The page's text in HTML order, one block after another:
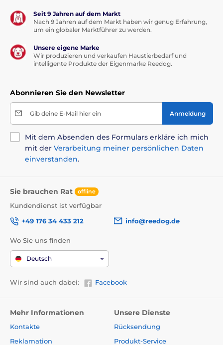
Seit 9 Jahren auf dem Markt
Nach 9 Jahren auf dem Markt haben wir genug Erfahrung,
um ein globaler Marktführer zu werden.
Unsere eigene Marke
Wir produzieren und verkaufen Haustierbedarf und
intelligente Produkte der Eigenmarke Reedog.
Abonnieren Sie den Newsletter
Gib deine E-Mail hier ein Anmeldung
Mit dem Absenden des Formulars erkläre ich mich
mit der Verarbeitung meiner persönlichen Daten
einverstanden.
Sie brauchen Rat offline
Kundendienst ist verfügbar
+49 176 34 433 212
info@reedog.de
Wo Sie uns finden
Deutsch
Wir sind auch dabei: Facebook
Mehr Informationen
Kontakte
Reklamation
Unsere Dienste
Rücksendung
Produkt-Service